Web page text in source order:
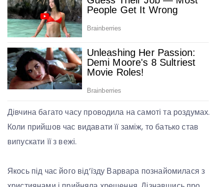
Дівчина багато часу проводила на самоті та роздумах.
Коли прийшов час видавати її заміж, то батько став
випускати її з вежі.
Якось під час його від’їзду Варвара познайомилася з